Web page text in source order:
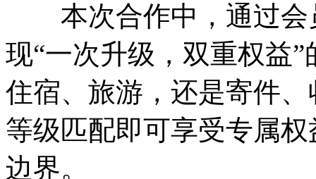
本次合作中，通过会
现“一次升级，双重权益
住宿、旅游，还是寄件
等级匹配即可享受专属
边界。